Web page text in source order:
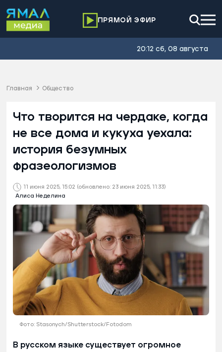
ПРЯМОЙ ЭФИР
20:12 сб, 08 августа
Главная Общество
11 июня 2025, 15:02 (обновлено: 23 июня 2025, 11:33)
Алиса Неделина
Что творится на чердаке, когда
не все дома и кукуха уехала:
история безумных
фразеологизмов
Фото: Stasonych/Shutterstock/Fotodom
В русском языке существует огромное